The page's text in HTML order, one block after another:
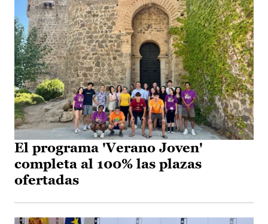
El programa 'Verano Joven'
completa al 100% las plazas
ofertadas